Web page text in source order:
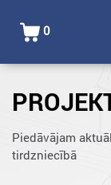
0
Piedāvājam
tirdzniecībā